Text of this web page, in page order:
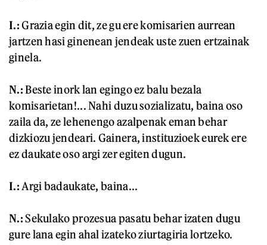
I.:Grazia egin dit, ze gu ere komisarien aurrean
jartzen hasi ginenean jendeak uste zuen ertzainak
ginela.
N.:Beste inork lan egingo ez balu bezala
komisarietan!... Nahi duzu sozializatu, baina oso
zaila da, ze lehenengo azalpenak eman behar
dizkiozu jendeari. Gainera, instituzioek eurek ere
ez daukate oso argi zer egiten dugun.
I.: Argi badaukate, baina...
N.:Sekulako prozesua pasatu behar izaten dugu
gure lana egin ahal izateko ziurtagiria lortzeko.